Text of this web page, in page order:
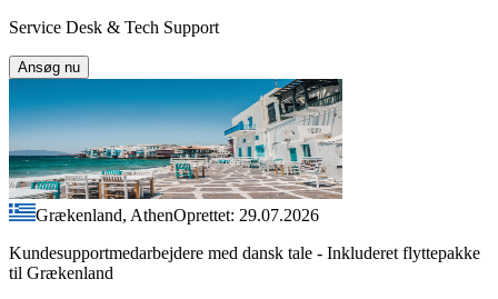
Service Desk & Tech Support
Ansøg nu
Grækenland, AthenOprettet: 29.07.2026
Kundesupportmedarbejdere med dansk tale - Inkluderet flyttepakke
til Grækenland